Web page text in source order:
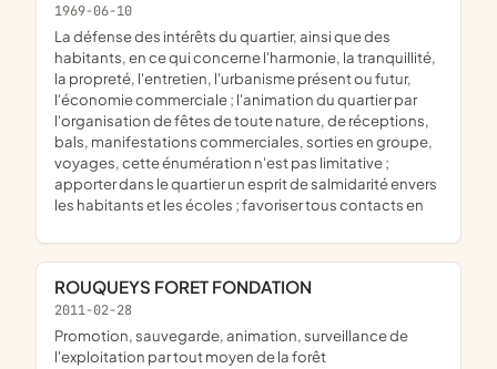
1969-06-10
La défense des intérêts du quartier, ainsi que des
habitants, en ce qui concerne l'harmonie, la tranquillité,
la propreté, l'entretien, l'urbanisme présent ou futur,
l'économie commerciale ; l'animation du quartier par
l'organisation de fêtes de toute nature, de réceptions,
bals, manifestations commerciales, sorties en groupe,
voyages, cette énumération n'est pas limitative ;
apporter dans le quartier un esprit de salmidarité envers
les habitants et les écoles ; favoriser tous contacts en
ROUQUEYS FORET FONDATION
2011-02-28
promotion, sauvegarde, animation, surveillance de
l'exploitation par tout moyen de la forêt